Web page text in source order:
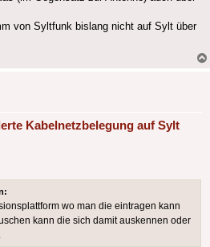
von Syltfunk bislang nicht auf Sylt über
Kabelnetzbelegung auf Sylt
wo man die eintragen kann
kann die sich damit auskennen oder